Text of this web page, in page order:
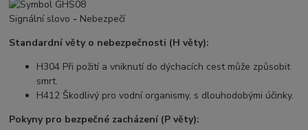
Signální slovo - Nebezpečí
Standardní věty o nebezpečnosti (H věty):
H304 Při požití a vniknutí do dýchacích cest může způsobit
smrt.
H412 Škodlivý pro vodní organismy, s dlouhodobými účinky.
Pokyny pro bezpečné zacházení (P věty):